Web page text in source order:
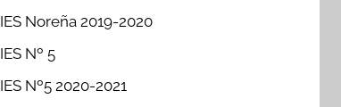
IES Noreña 2019-2020
IES Nº 5
IES Nº5 2020-2021